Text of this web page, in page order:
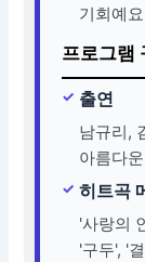
기회예
프로그램
출연
남규리,
아름다
히트곡
'사랑의
'구두', '